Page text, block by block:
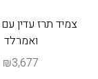
צמיד תרז עדין
ואמרלד
₪3,677